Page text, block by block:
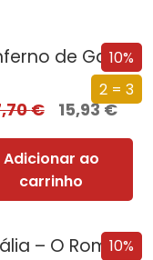
10%
2 = 3
O Inferno de Gabriel
€ 15,93€
Adicionar ao
carrinho
10%
Amália – O Romance da Sua Vida